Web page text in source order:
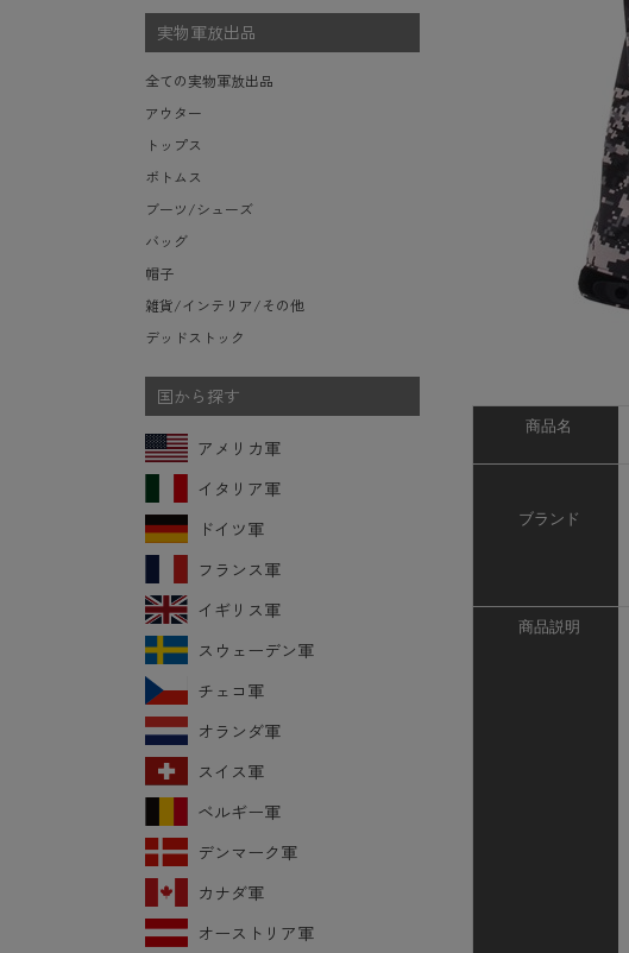
商品名
ブランド
商品説明
モッズコート
ダッフルバッグ
ボストンバッグ
ポーチ/ケース/etc
スーツケース/キャリーバッグ
ビジネスバッグ
サングラス・ゴーグル
ベレー帽
ハンチング
キャスケット
その他
ボックス/ガソリン缶/etc
生地・テントシェル
ミッドベースレイヤー Level.2
ウィンドレイヤー Level.4
ソフトシェルレイヤー Level.5
ハードシェルレイヤー Level.6
アウターレイヤー Level.7
実物軍放出品
全ての実物軍放出品
アウター
トップス
ボトムス
ブーツ/シューズ
バッグ
帽子
雑貨/インテリア/その他
デッドストック
国から探す
アメリカ軍
イタリア軍
ドイツ軍
フランス軍
イギリス軍
スウェーデン軍
チェコ軍
オランダ軍
スイス軍
ベルギー軍
デンマーク軍
カナダ軍
オーストリア軍